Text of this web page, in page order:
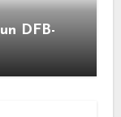
DFB-